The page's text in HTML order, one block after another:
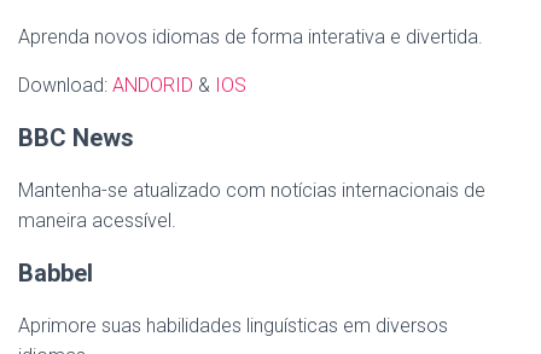
Aprenda novos idiomas de forma interativa e divertida.
Download: ANDORID & IOS
BBC News
Mantenha-se atualizado com notícias internacionais de
maneira acessível.
Babbel
Aprimore suas habilidades linguísticas em diversos